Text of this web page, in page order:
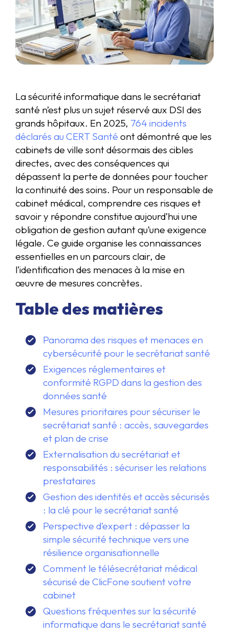
La sécurité informatique dans le secrétariat
santé n’est plus un sujet réservé aux DSI des
grands hôpitaux. En 2025, 764 incidents
déclarés au CERT Santé ont démontré que les
cabinets de ville sont désormais des cibles
directes, avec des conséquences qui
dépassent la perte de données pour toucher
la continuité des soins. Pour un responsable de
cabinet médical, comprendre ces risques et
savoir y répondre constitue aujourd’hui une
obligation de gestion autant qu’une exigence
légale. Ce guide organise les connaissances
essentielles en un parcours clair, de
l’identification des menaces à la mise en
œuvre de mesures concrètes.
Table des matières
Panorama des risques et menaces en
cybersécurité pour le secrétariat santé
Exigences réglementaires et
conformité RGPD dans la gestion des
données santé
Mesures prioritaires pour sécuriser le
secrétariat santé : accès, sauvegardes
et plan de crise
Externalisation du secrétariat et
responsabilités : sécuriser les relations
prestataires
Gestion des identités et accès sécurisés
: la clé pour le secrétariat santé
Perspective d’expert : dépasser la
simple sécurité technique vers une
résilience organisationnelle
Comment le télésecrétariat médical
sécurisé de ClicFone soutient votre
cabinet
Questions fréquentes sur la sécurité
informatique dans le secrétariat santé